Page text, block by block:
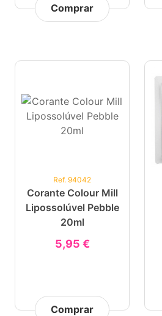
Comprar
Ref. 94042
Corante Colour Mill
Lipossolúvel Pebble
20ml
5,95 €
Comprar